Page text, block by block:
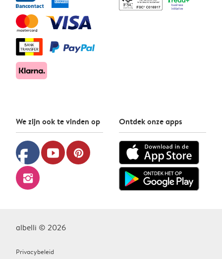
We zijn ook te vinden op
facebook youtube pinterest
instagram
Ontdek onze apps
albelli © 2026
Privacybeleid